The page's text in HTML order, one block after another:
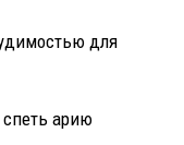
для
арию